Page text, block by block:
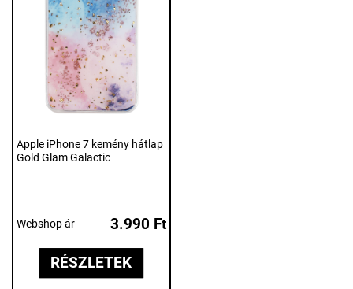
Apple iPhone 7 kemény hátlap
Gold Glam Galactic
Webshop ár 3.990 Ft
RÉSZLETEK